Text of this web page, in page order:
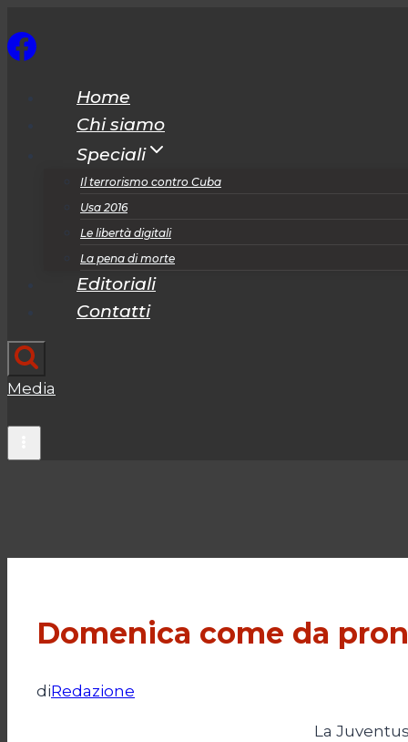
al
Home
Chi siamo
Speciali
Il terrorismo contro Cuba
Usa 2016
Le libertà digitali
La pena di morte
Editoriali
Contatti
Media
Domenica come da
diRedazione
La